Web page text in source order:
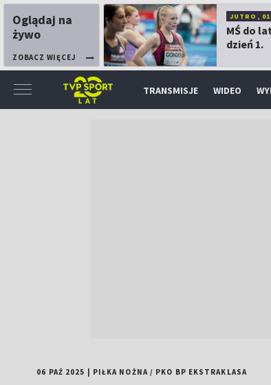
Oglądaj na
żywo
ZOBACZ WIĘCEJ
JUTRO,
MŚ do
dzień 1.
TRANSMISJE WIDEO
06 PAŹ 2025 PIŁKA NOŻNA/ PKO BP EKSTRAKLASA